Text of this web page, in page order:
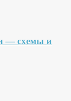
— схемы и